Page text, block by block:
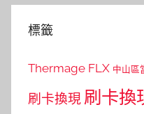
標籤
Thermage FLX 中山區
刷卡換現 刷卡換